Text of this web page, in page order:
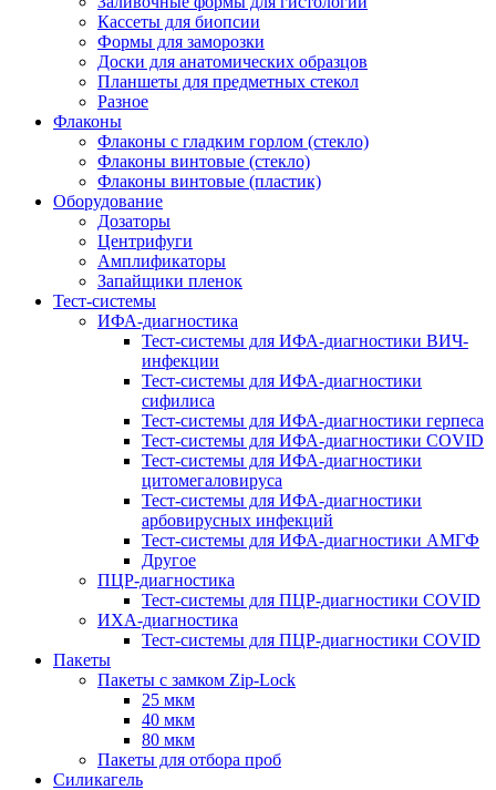
Кассеты для биопсии
Формы для заморозки
Доски для анатомических образцов
Планшеты для предметных стекол
Разное
Флаконы
Флаконы с гладким горлом (стекло)
Флаконы винтовые (стекло)
Флаконы винтовые (пластик)
Оборудование
Дозаторы
Центрифуги
Амплификаторы
Запайщики пленок
Тест-системы
ИФА-диагностика
Тест-системы для ИФА-диагностики ВИЧ-
инфекции
Тест-системы для ИФА-диагностики
сифилиса
Тест-системы для ИФА-диагностики герпеса
Тест-системы для ИФА-диагностики COVID
Тест-системы для ИФА-диагностики
цитомегаловируса
Тест-системы для ИФА-диагностики
арбовирусных инфекций
Тест-системы для ИФА-диагностики АМГФ
Другое
ПЦР-диагностика
Тест-системы для ПЦР-диагностики COVID
ИХА-диагностика
Тест-системы для ПЦР-диагностики COVID
Пакеты
Пакеты с замком Zip-Lock
25 мкм
40 мкм
80 мкм
Пакеты для отбора проб
Силикагель